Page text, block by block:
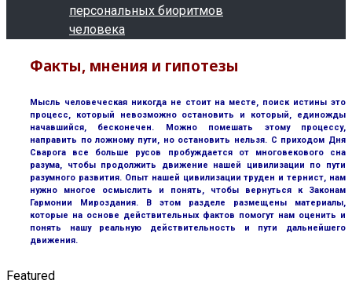
персональных биоритмов
человека
Факты, мнения и гипотезы
Мысль человеческая никогда не стоит на месте, поиск истины это
процесс, который невозможно остановить и который, единожды
начавшийся, бесконечен. Можно помешать этому процессу,
направить по ложному пути, но остановить нельзя. С приходом Дня
Сварога все больше русов пробуждается от многовекового сна
разума, чтобы продолжить движение нашей цивилизации по пути
разумного развития. Опыт нашей цивилизации труден и тернист, нам
нужно многое осмыслить и понять, чтобы вернуться к Законам
Гармонии Мироздания. В этом разделе размещены материалы,
которые на основе действительных фактов помогут нам оценить и
понять нашу реальную действительность и пути дальнейшего
движения.
Featured